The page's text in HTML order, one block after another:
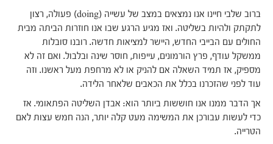
ברוב שלבי חיינו אנו נמצאים במצב של עשייה (doing) פעולה, רצון
לתקתק ולהיות בשליטה. ואז מגיע הרגע שבו אנו חוזרות הביתה מבית
החולים עם הבייבי החדש, היישר למציאות חדשה. רובנו סובלות
ממשקל עודף, פרץ הורמונים, עייפות, חוסר שינה ובלבול. ואם זה לא
מספיק, אז תמיד השאלה אם להניק או לא מרחפת מעל ראשנו. וזה
עוד לפני שהזכרנו בכלל את הכאבים שלאחר הלידה.
אך הדבר ממנו אנו חוששות ביותר הוא: אבדן השליטה הפתאומי. אז
כדי לעשות עבורכן את המשימה מעט קלה יותר, הנה חמש עצות לאם
הטרייה.